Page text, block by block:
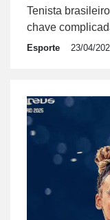
Tenista
chave
Esporte 23/04/